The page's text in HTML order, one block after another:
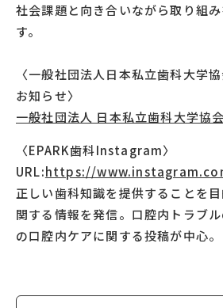
社会課題と向き合いながら取り組
す。
〈一般社団法人日本私立歯科大学
お知らせ〉
一般社団法人 日本私立歯科大学協会
〈EPARK歯科Instagram〉
URL:https://
正しい歯科知識を提供することを
関する情報を発信。口腔内トラブ
の口腔内ケアに関する投稿が中心。